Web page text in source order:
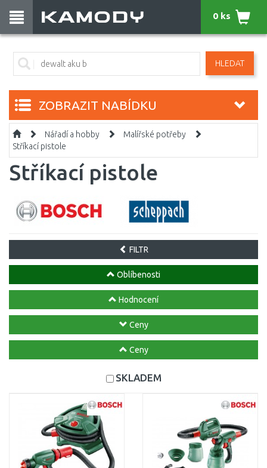
HLEDAT
0 ks
ZOBRAZIT NABÍDKU
Nářadí a hobby
Malířské potřeby
Stříkací pistole
Stříkací pistole
FILTR
Oblíbenosti
Hodnocení
Ceny
Ceny
SKLADEM